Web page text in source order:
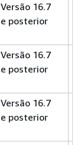
Versão 16.7
e posterior
Versão 16.7
e posterior
Versão 16.7
e posterior